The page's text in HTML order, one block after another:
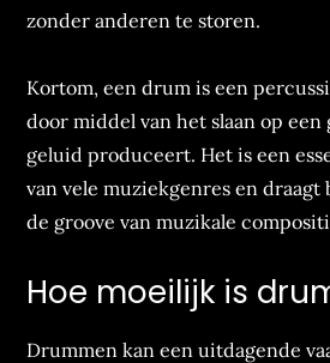
zonder anderen te storen.
Kortom, een drum is een
door middel van het slaan op een
geluid produceert. Het is een
van vele muziekgenres en
de groove van muzikale
Hoe moeilijk is
Drummen kan een uitdagende